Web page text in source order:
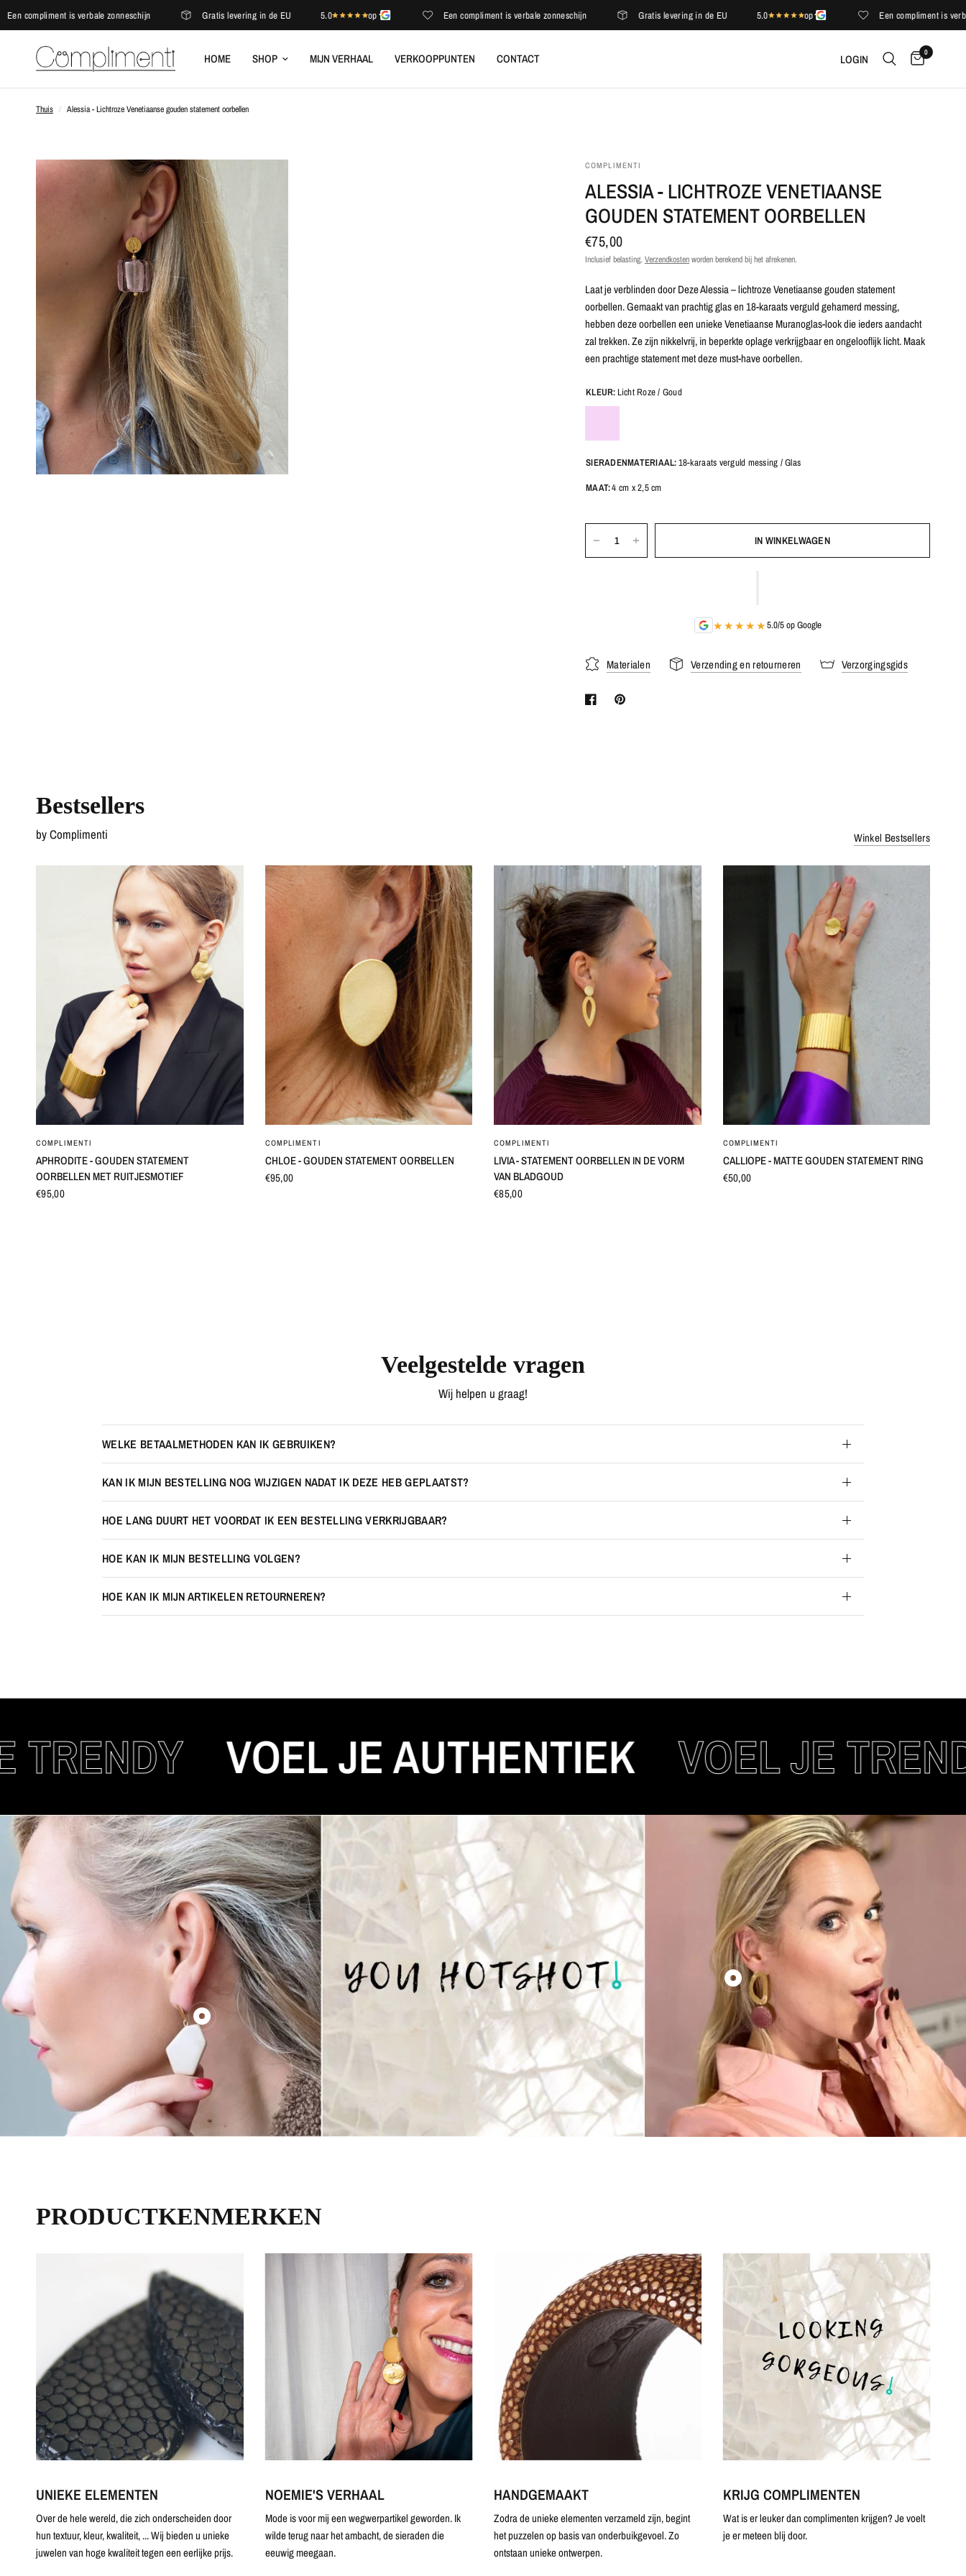
is verbale zonneschijn Gratis levering in de EU op Een compliment is verbale zonneschijn Gratis levering in de EU op Een compliment is verbale
HOME SHOP MIJN VERHAAL VERKOOPPUNTEN CONTACT LOGIN 0
Thuis / Alessia - Lichtroze Venetiaanse gouden statement oorbellen
COMPLIMENTI
ALESSIA - LICHTROZE VENETIAANSE
GOUDEN STATEMENT OORBELLEN
€75,00
Inclusief belasting. Verzendkostenworden berekend bij het afrekenen.
Laat je verblinden doorDeze Alessia – lichtroze Venetiaanse gouden statement
oorbellen. Gemaakt van prachtig glas en 18-karaats verguld gehamerd messing,
hebben deze oorbellen een unieke Venetiaanse Muranoglas-look die ieders aandacht
zal trekken. Ze zijn nikkelvrij, in beperkte oplage verkrijgbaar en ongelooflijk licht. Maak
een prachtige statement met deze must-have oorbellen.
KLEUR: Licht Roze / Goud
SIERADENMATERIAAL:18-karaats verguld messing / Glas
MAAT:4 cm x 2,5 cm
IN WINKELWAGEN
★★★★★5.0/5 op Google
Materialen Verzending en retourneren Verzorgingsgids
Bestsellers
by Complimenti Winkel Bestsellers
COMPLIMENTI
APHRODITE - GOUDEN STATEMENT
OORBELLEN MET RUITJESMOTIEF
€95,00
COMPLIMENTI
CHLOE - GOUDEN STATEMENT OORBELLEN
€95,00
COMPLIMENTI
LIVIA - STATEMENT OORBELLEN IN DE VORM
VAN BLADGOUD
€85,00
COMPLIMENTI
CALLIOPE - MATTE GOUDEN STATEMENT RING
€50,00
Veelgestelde vragen
Wij helpen u graag!
WELKE BETAALMETHODEN KAN IK GEBRUIKEN?
KAN IK MIJN BESTELLING NOG WIJZIGEN NADAT IK DEZE HEB GEPLAATST?
HOE LANG DUURT HET VOORDAT IK EEN BESTELLING VERKRIJGBAAR?
HOE KAN IK MIJN BESTELLING VOLGEN?
HOE KAN IK MIJN ARTIKELEN RETOURNEREN?
VOEL JE AUTHENTIEK VOEL JE TRENDY
€70,00
€130,00
PRODUCTKENMERKEN
UNIEKE ELEMENTEN
Over de hele wereld, die zich onderscheiden door
hun textuur, kleur, kwaliteit, ... Wij bieden u unieke
juwelen van hoge kwaliteit tegen een eerlijke prijs.
NOEMIE'S VERHAAL
Mode is voor mij een wegwerpartikel geworden. Ik
wilde terug naar het ambacht, de sieraden die
eeuwig meegaan.
HANDGEMAAKT
Zodra de unieke elementen verzameld zijn, begint
het puzzelen op basis van onderbuikgevoel. Zo
ontstaan unieke ontwerpen.
KRIJG COMPLIMENTEN
Wat is er leuker dan complimenten krijgen? Je voelt
je er meteen blij door.